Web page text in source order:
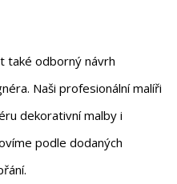
také odborný návrh
Naši profesionální malíři
dekorativní malby i
podle dodaných